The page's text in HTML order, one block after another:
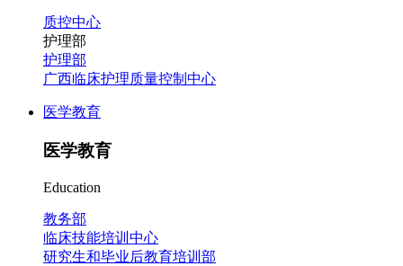
质控中心
护理部
护理部
广西临床护理质量控制中心
医学教育
医学教育
Education
教务部
临床技能培训中心
研究生和毕业后教育培训部